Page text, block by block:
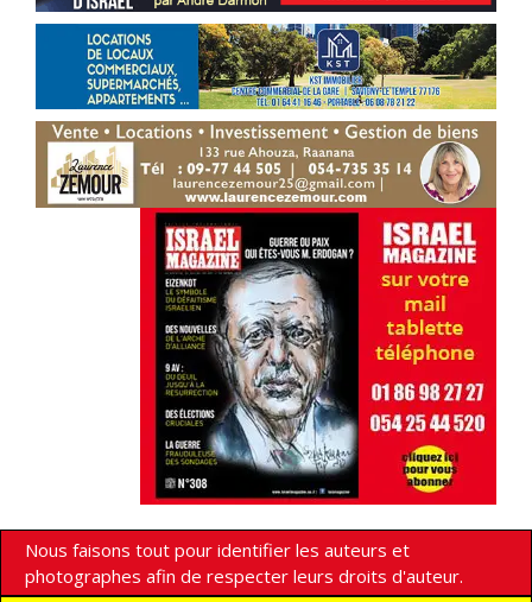
Nous faisons tout pour identifier les auteurs et
photographes afin de respecter leurs droits d'auteur.